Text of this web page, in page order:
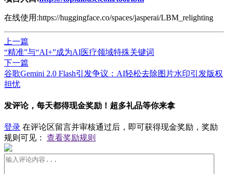
在线使用:https://huggingface.co/spaces/jasperai/LBM_relighting
上一篇
“精准”与“AI+”成为AI医疗领域特殊关键词
下一篇
谷歌Gemini 2.0 Flash引发争议：AI轻松去除图片水印引发版权
担忧
发评论，每天都得现金奖励！超多礼品等你来拿
登录 在评论区留言并审核通过后，即可获得现金奖励，奖励
规则可见： 查看奖励规则